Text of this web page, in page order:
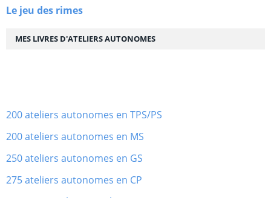
Le jeu des rimes
MES LIVRES D'ATELIERS AUTONOMES
200 ateliers autonomes en TPS/PS
200 ateliers autonomes en MS
250 ateliers autonomes en GS
275 ateliers autonomes en CP